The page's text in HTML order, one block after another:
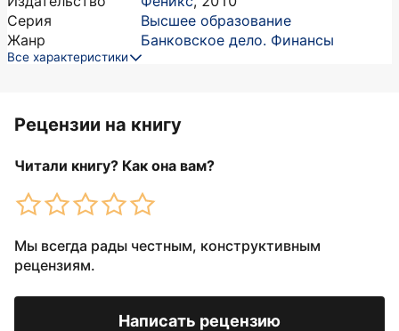
Серия
Высшее образование
Жанр
Банковское дело. Финансы
Все характеристики
Рецензии на книгу
Читали книгу? Как она вам?
Мы всегда рады честным, конструктивным
рецензиям.
Написать рецензию